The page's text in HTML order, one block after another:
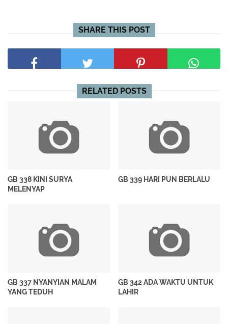
SHARE THIS POST
RELATED POSTS
GB 338 KINI SURYA
MELENYAP
GB 339 HARI PUN BERLALU
GB 337 NYANYIAN MALAM
YANG TEDUH
GB 342 ADA WAKTU UNTUK
LAHIR